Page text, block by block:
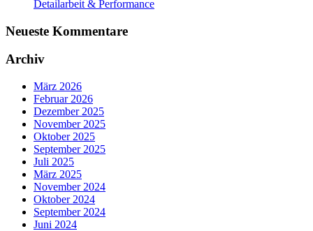
Detailarbeit & Performance
Neueste Kommentare
Archiv
März 2026
Februar 2026
Dezember 2025
November 2025
Oktober 2025
September 2025
Juli 2025
März 2025
November 2024
Oktober 2024
September 2024
Juni 2024